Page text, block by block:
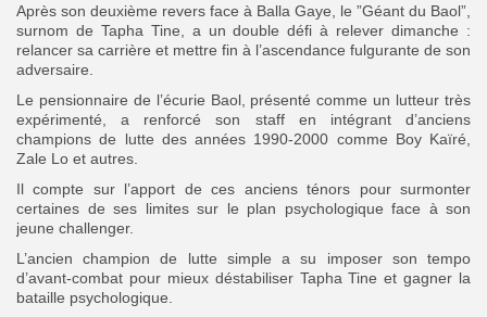
Après son deuxième revers face à Balla Gaye, le ”Géant du Baol”,
surnom de Tapha Tine, a un double défi à relever dimanche :
relancer sa carrière et mettre fin à l’ascendance fulgurante de son
adversaire.
Le pensionnaire de l’écurie Baol, présenté comme un lutteur très
expérimenté, a renforcé son staff en intégrant d’anciens
champions de lutte des années 1990-2000 comme Boy Kaïré,
Zale Lo et autres.
Il compte sur l’apport de ces anciens ténors pour surmonter
certaines de ses limites sur le plan psychologique face à son
jeune challenger.
L’ancien champion de lutte simple a su imposer son tempo
d’avant-combat pour mieux déstabiliser Tapha Tine et gagner la
bataille psychologique.